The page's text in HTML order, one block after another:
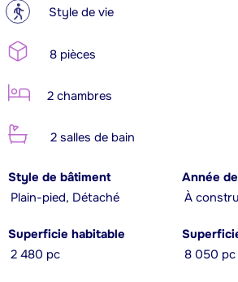
? Style de vie
8 pièces
2 chambres
2 salles de bain
Style de bâtiment
Plain-pied, Détaché
Année
À
Superficie habitable
2 480 pc
8 050 pc